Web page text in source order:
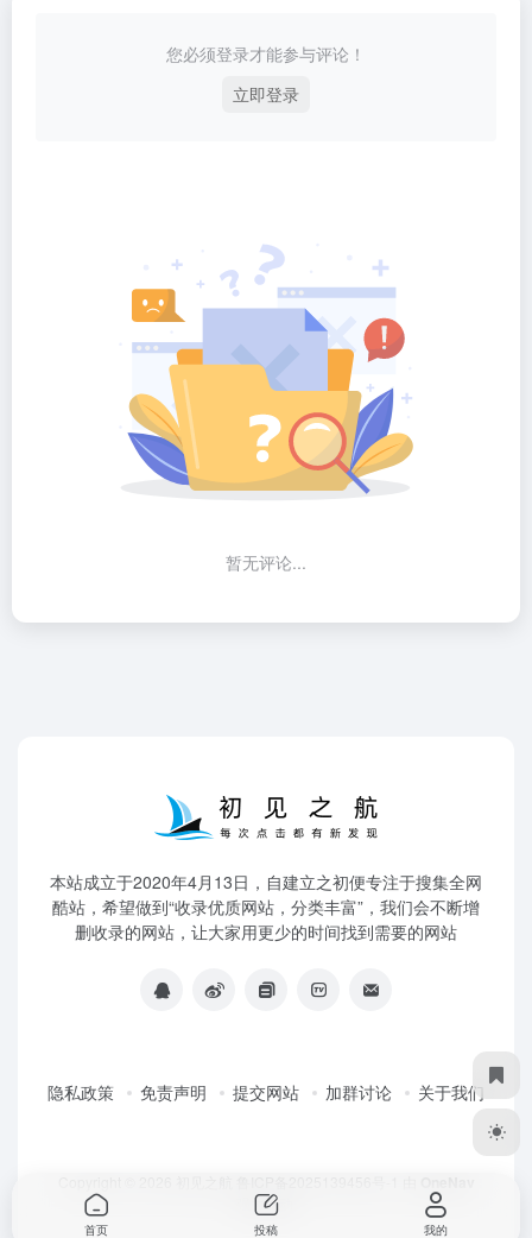
您必须登录才能参与评论！
立即登录
暂无评论...
本站成立于2020年4月13日，自建立之初便专注于搜集全网
酷站，希望做到“收录优质网站，分类丰富”，我们会不断增
删收录的网站，让大家用更少的时间找到需要的网站
隐私政策 免责声明 提交网站 加群讨论 关于我们
强力驱动
首页 投稿 我的